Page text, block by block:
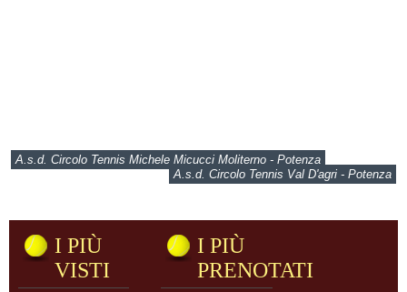
A.s.d. Circolo Tennis Michele Micucci Moliterno - Potenza
A.s.d. Circolo Tennis Val D'agri - Potenza
I PIÙ
VISTI
I PIÙ
PRENOTATI